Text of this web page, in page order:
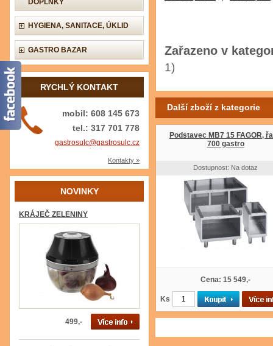
DOPLŇKY
HYGIENA, SANITACE, ÚKLID
GASTRO BAZAR
RYCHLÝ KONTAKT
mobil: 608 145 673
tel.: 317 701 778
gastrosulc@gastrosulc.cz
Kontakty »
NOVINKY
KRÁJEČ ZELENINY
499,-
Zařazeno v
1)
Další zboží z kategorie
Podstavec MB7 15 FAGOR,
700 gastro
Dostupnost: Na dotaz
Cena: 15 549,-
Ks